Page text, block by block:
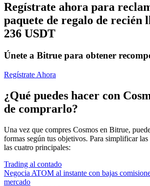
Regístrate ahora para
paquete de regalo de recién
236 USDT
Únete a Bitrue para obtener
Regístrate Ahora
¿Qué puedes hacer con
de comprarlo?
Una vez que compres Cosmos en Bitrue,
formas según tus objetivos. Para simplificar las
las cuatro principales:
Trading al contado
Negocia ATOM al instante con bajas
mercado